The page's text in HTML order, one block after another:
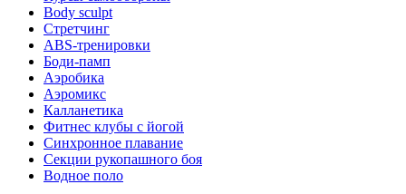
Body sculpt
Стретчинг
ABS-тренировки
Боди-памп
Аэробика
Аэромикс
Калланетика
Фитнес клубы с йогой
Синхронное плавание
Секции рукопашного боя
Водное поло